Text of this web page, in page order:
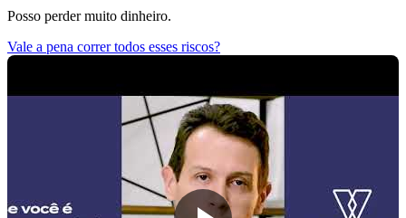
Posso perder muito dinheiro.
Vale a pena correr todos esses riscos?